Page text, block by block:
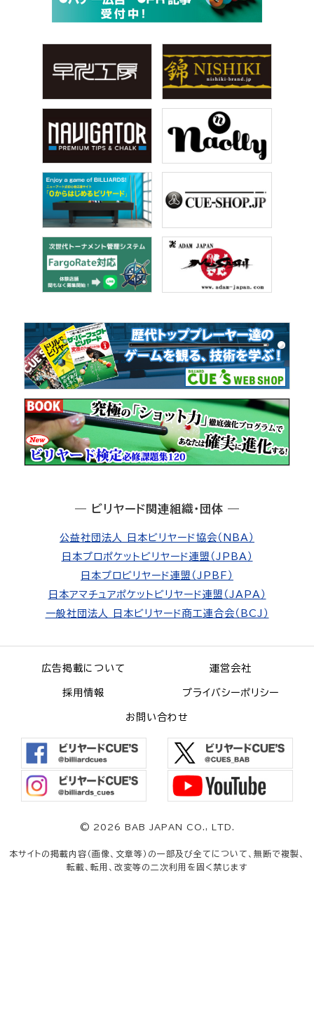
― ビリヤード関連組織・団体 ―
公益社団法人 日本ビリヤード協会（NBA）
日本プロポケットビリヤード連盟（JPBA）
日本プロビリヤード連盟（JPBF）
日本アマチュアポケットビリヤード連盟（JAPA）
一般社団法人 日本ビリヤード商工連合会（BCJ）
広告掲載について 運営会社
採用情報 プライバシーポリシー
お問い合わせ
© 2026 BAB JAPAN CO., LTD.
本サイトの掲載内容（画像、文章等）の一部及び全てについて、無断で複製、
転載、転用、改変等の二次利用を固く禁じます